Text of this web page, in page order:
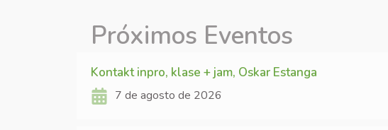
Próximos Eventos
Kontakt inpro, klase + jam, Oskar Estanga
7 de agosto de 2026